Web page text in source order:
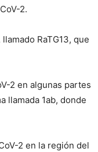
2.
RaTG13, que
2 en algunas partes
llamada 1ab, donde
2 en la región del